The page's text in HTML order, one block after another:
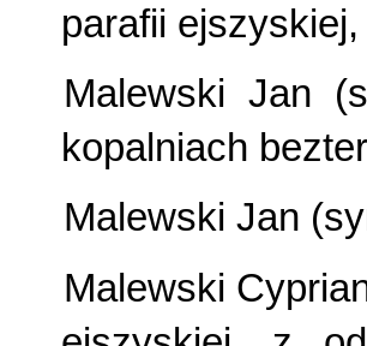
parafii
Malewski Jan
kopalniach
Malewski Jan
Malewski